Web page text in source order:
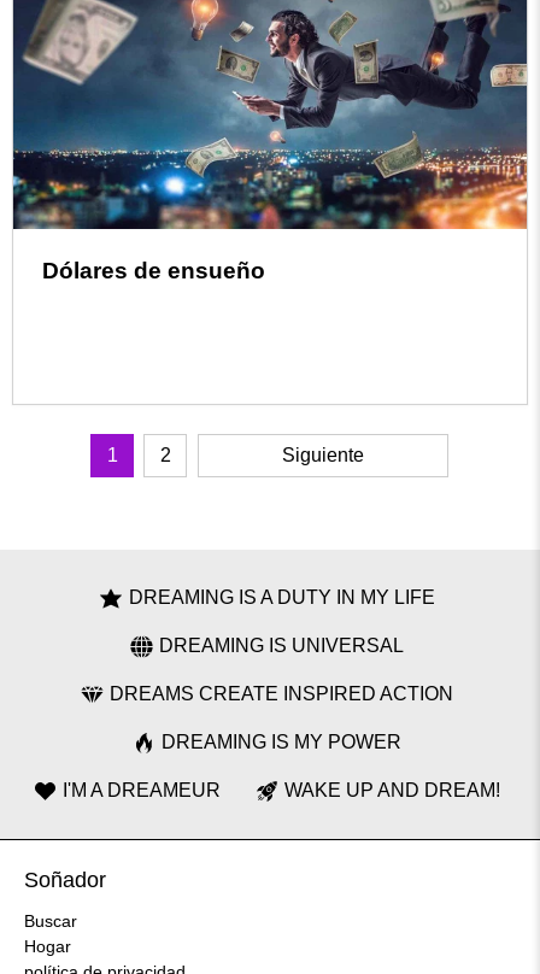
Dólares de ensueño
1 2 Siguiente
DREAMING IS A DUTY IN MY LIFE
DREAMING IS UNIVERSAL
DREAMS CREATE INSPIRED ACTION
DREAMING IS MY POWER
I'M A DREAMEUR WAKE UP AND DREAM!
Soñador
Buscar
Hogar